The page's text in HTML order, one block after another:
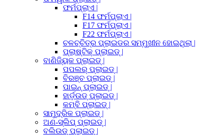
ଫର୍ମପ୍ଲାଏ |
F14 ଫର୍ମପ୍ଲାଏ |
F17 ଫର୍ମପ୍ଲାଏ |
F22 ଫର୍ମପ୍ଲାଏ |
ଚଳଚ୍ଚିତ୍ର ପ୍ଲାଇଡର ସମ୍ମୁଖୀନ ହୋଇଥିଲା |
ପ୍ଲାଷ୍ଟିକ୍ ପ୍ଲାଇଡ୍ |
ବାଣିଜ୍ୟିକ ପ୍ଲାଇଡ୍ |
ପପଲର୍ ପ୍ଲାଇଡ୍ |
ବିରଞ୍ଚ ପ୍ଲାଇଡ୍ |
ପାଇନ୍ ପ୍ଲାଇଡ୍ |
ହାର୍ଡ଼ଉଡ୍ ପ୍ଲାଇଡ୍ |
କମ୍ବି ପ୍ଲାଇଡ୍ |
ସାମୁଦ୍ରିକ ପ୍ଲାଇଡ୍ |
ଅଣ-ସ୍ଲିପ୍ ପ୍ଲାଇଡ୍ |
ବଲିଉଡ୍ ପ୍ଲାଇଡ୍ |